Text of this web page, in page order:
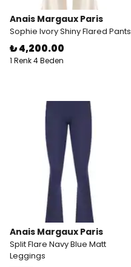
Anais Margaux Paris
Sophie Ivory Shiny Flared Pants
₺ 4,200.00
1 Renk 4 Beden
Anais Margaux Paris
Split Flare Navy Blue Matt
Leggings